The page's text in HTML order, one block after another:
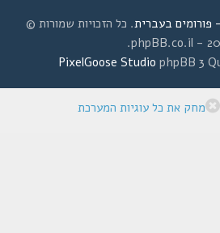
. כל הזכויות שמורות ©
PixelGoose Studio
את כל עוגיות המערכת